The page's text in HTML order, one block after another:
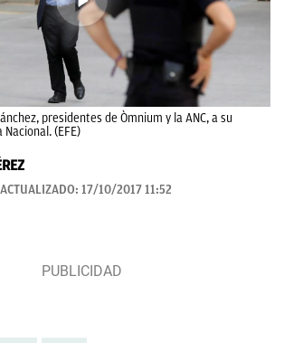
presidentes de Òmnium y la ANC, a su
Nacional. (EFE)
ACTUALIZADO: 17/10/2017 11:52